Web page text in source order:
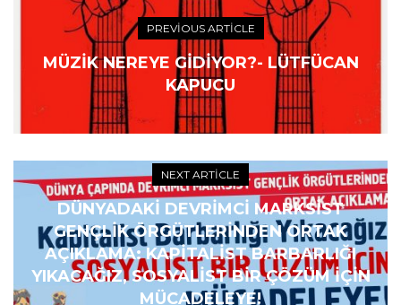
PREVIOUS ARTICLE
MÜZIK NEREYE GIDIYOR?- LÜTFÜCAN
KAPUCU
NEXT ARTICLE
DÜNYADAKI DEVRIMCI MARKSIST
GENÇLIK ÖRGÜTLERINDEN ORTAK
AÇIKLAMA: KAPITALIST BARBARLIĞI
YIKACAĞIZ, SOSYALIST BIR ÇÖZÜM IÇIN
MÜCADELEYE!